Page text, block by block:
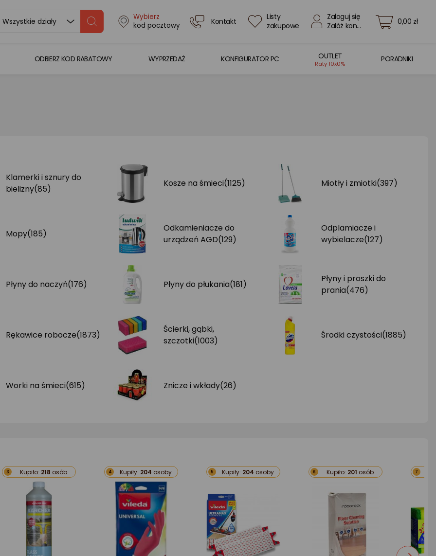
Wszystkie działy
Wybierz
kod pocztowy
Kontakt
Listy
zakupowe
Zaloguj się
Załóż konto
0,00 zł
ODBIERZ KOD RABATOWY WYPRZEDAŻ KONFIGURATOR PC OUTLET
Raty 10x0%
PORADNIKI
Klamerki i sznury do
bielizny(85)
Kosze na śmieci(1125) Miotły i zmiotki(397)
Mopy(185)
Odkamieniacze do
urządzeń AGD(129)
Odplamiacze i
wybielacze(127)
Płyny do naczyń(176) Płyny do płukania(181)
Płyny i proszki do
prania(476)
Rękawice robocze(1873)
Ścierki, gąbki,
szczotki(1003)
Środki czystości(1885)
Worki na śmieci(615) Znicze i wkłady(26)
3 Kupiło: 218 osób 4 Kupiły: 204 osoby 5 Kupiły: 204 osoby 6 Kupiło: 201 osób 7